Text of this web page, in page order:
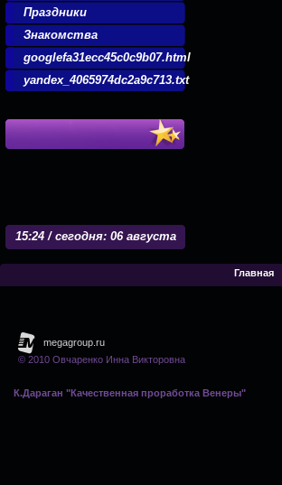
Праздники
Знакомства
googlefa31ecc45c0c9b07.html
yandex_4065974dc2a9c713.txt
15 24 / сегодня: 06 августа
Главная
© 2010 Овчаренко Инна Викторовна
К.Дараган "Качественная проработка Венеры"